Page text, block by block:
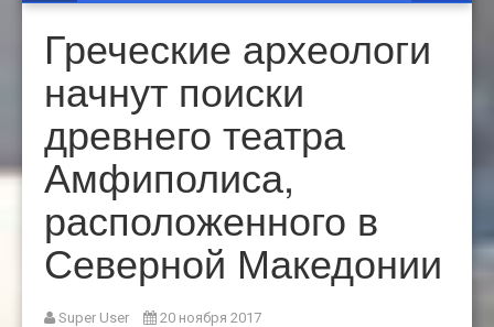
Греческие археологи
начнут поиски
древнего театра
Амфиполиса,
расположенного в
Северной Македонии
Super User
20 ноября 2017